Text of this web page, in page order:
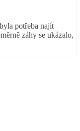
potřeba najít
záhy se ukázalo,